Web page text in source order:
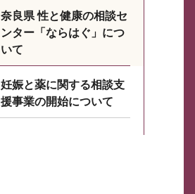
奈良県 性と健康の相談セ
ンター「ならはぐ」につ
いて
妊娠と薬に関する相談支
援事業の開始について